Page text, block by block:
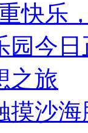
快乐
园今
之旅
摸沙